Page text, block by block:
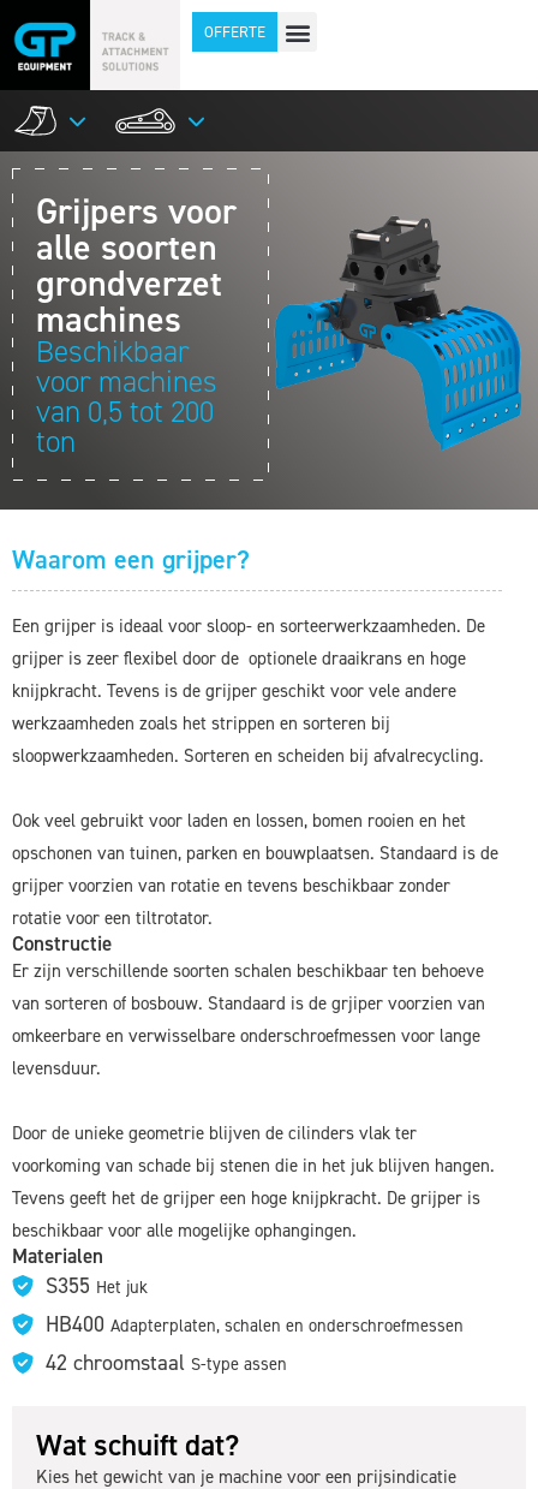
OFFERTE
Grijpers voor
alle soorten
grondverzet
machines
Beschikbaar
voor machines
van 0,5 tot 200
ton
Waarom een grijper?
Een grijper is ideaal voor sloop- en sorteerwerkzaamheden. De
grijper is zeer flexibel door de optionele draaikrans en hoge
knijpkracht. Tevens is de grijper geschikt voor vele andere
werkzaamheden zoals het strippen en sorteren bij
sloopwerkzaamheden. Sorteren en scheiden bij afvalrecycling.
Ook veel gebruikt voor laden en lossen, bomen rooien en het
opschonen van tuinen, parken en bouwplaatsen. Standaard is de
grijper voorzien van rotatie en tevens beschikbaar zonder
rotatie voor een tiltrotator.
Constructie
Er zijn verschillende soorten schalen beschikbaar ten behoeve
van sorteren of bosbouw. Standaard is de grjiper voorzien van
omkeerbare en verwisselbare onderschroefmessen voor lange
levensduur.
Door de unieke geometrie blijven de cilinders vlak ter
voorkoming van schade bij stenen die in het juk blijven hangen.
Tevens geeft het de grijper een hoge knijpkracht. De grijper is
beschikbaar voor alle mogelijke ophangingen.
Materialen
S355 Het juk
HB400 Adapterplaten, schalen en onderschroefmessen
42 chroomstaal S-type assen
Wat schuift dat?
Kies het gewicht van je machine voor een prijsindicatie